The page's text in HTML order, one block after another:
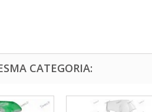
CATEGORIA: